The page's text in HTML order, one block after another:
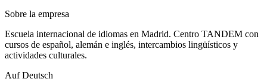
Sobre la empresa
Escuela internacional de idiomas en Madrid. Centro TANDEM con
cursos de español, alemán e inglés, intercambios lingüísticos y
actividades culturales.
Auf Deutsch